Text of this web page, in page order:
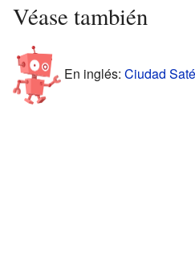
Véase también
En inglés: Ciudad